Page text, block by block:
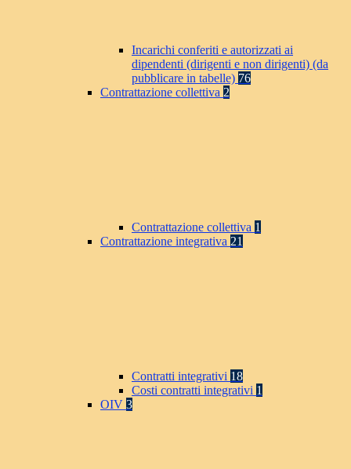
Incarichi conferiti e autorizzati ai
dipendenti (dirigenti e non dirigenti) (da
pubblicare in tabelle) 76
Contrattazione collettiva 2
Contrattazione collettiva 1
Contrattazione integrativa 21
Contratti integrativi 18
Costi contratti integrativi 1
OIV 3